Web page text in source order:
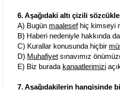
6. Aşağıdaki altı çizili
A) Bugün maalesefhiç kimseyi
B) Haberi nedeniyle hakkında
C) Kurallar konusunda hiçbir
D) Muhafiyet sınavımız
E) Biz burada kanaatlerimizi
7. Aşağıdakilerin hangisinde